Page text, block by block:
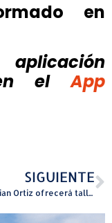
en
el
App
SIGUIENTE
Chef Noelian Ortiz ofrecerá talleres de cocina gratuitos para niños y jóvenes